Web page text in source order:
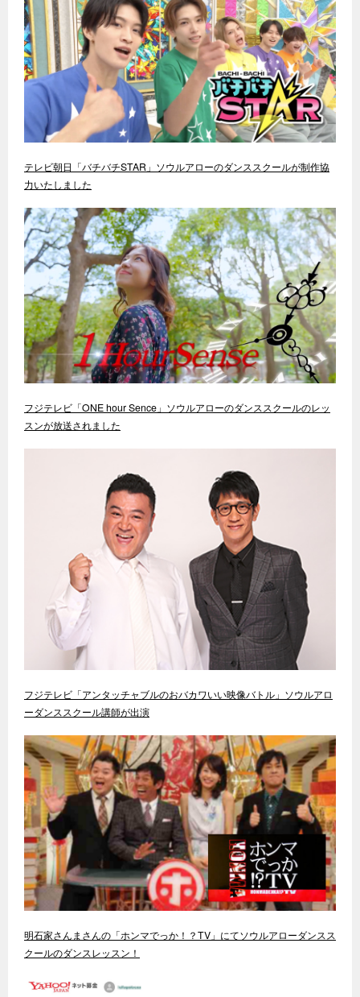
テレビ朝日「バチバチSTAR」ソウルアローのダンススクールが制作協
力いたしました
フジテレビ「ONE hour Sence」ソウルアローのダンススクールのレッ
スンが放送されました
フジテレビ「アンタッチャブルのおバカワいい映像バトル」ソウルアロ
ーダンススクール講師が出演
明石家さんまさんの「ホンマでっか！？TV」にてソウルアローダンスス
クールのダンスレッスン！